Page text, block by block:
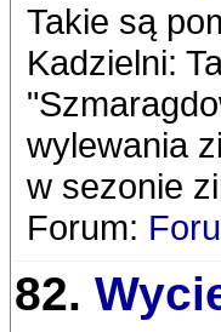
Takie są
Kadzielni:
wylewania
w sezonie
Forum:
82.